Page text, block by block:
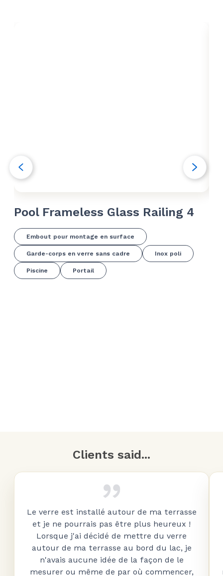
Pool Frameless Glass Railing 4
Embout pour montage en surface
Garde-corps en verre sans cadre Inox poli
Piscine Portail
Clients said...
Le verre est installé autour de ma terrasse
et je ne pourrais pas être plus heureux !
Lorsque j'ai décidé de mettre du verre
autour de ma terrasse au bord du lac, je
n'avais aucune idée de la façon de le
mesurer ou même de par où commencer,